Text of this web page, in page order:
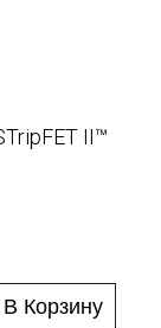
II™
В Корзину